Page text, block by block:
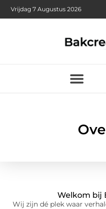
Vrijdag 7 Augustus 2026
Welkom bij
Wij zijn dé plek waar